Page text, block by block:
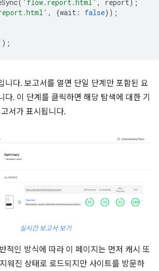
( 'flow.report.html' , report);
, {wait : false});
니다. 보고서를 열면 단일 단계만 포함된 요
다. 이 단계를 클릭하면 해당 탐색에 대한 기
서가 표시됩니다.
실시간 보고서 보기
적인 방식에 따라 이 페이지는 먼저 캐시 또
워진 상태로 로드되지만 사이트를 방문하